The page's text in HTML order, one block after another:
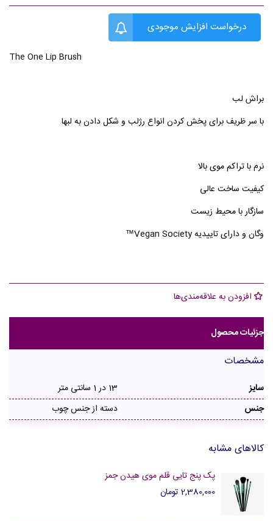
درخواست افزایش موجودی
براش لب
با سر ظریف برای پخش کردن انواع رژلب و شکل دادن به لبها
نرم با تراکم موی بالا
کیفیت ساخت عالی
سازگار با محیط زیست
وگان و دارای تاییدیه Vegan Society™
افزودن به علاقه‌مندی‌ها
جزئیات محصول
مشخصات
سایز
13 در 1 سانتی متر
جنس
دسته از جنس چوب
کالاهای مشابه
پک پنج تایی قلم موی هیدن جمز
2,380,000 تومان